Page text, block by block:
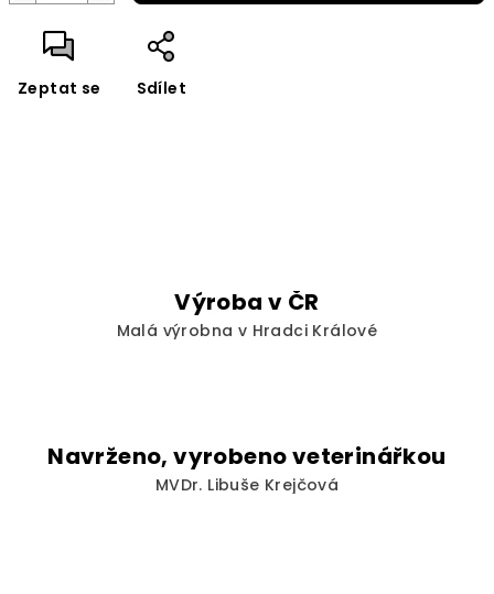
Zeptat se Sdílet
Výroba v ČR
Malá výrobna v Hradci Králové
Navrženo, vyrobeno veterinářkou
MVDr. Libuše Krejčová